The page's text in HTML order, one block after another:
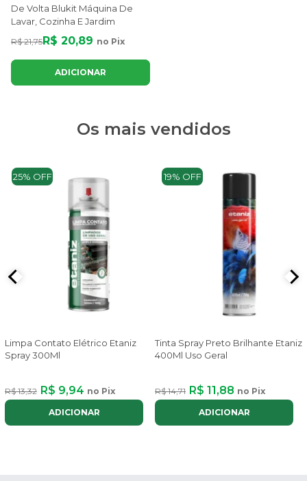
De Volta Blukit Máquina De
Lavar, Cozinha E Jardim
R$ 21,75R$ 20,89 no Pix
ADICIONAR
Os mais vendidos
25% OFF
Limpa Contato Elétrico Etaniz
Spray 300Ml
R$ 13,32 R$ 9,94 no Pix
ADICIONAR
19% OFF
Tinta Spray Preto Brilhante Etaniz
400Ml Uso Geral
R$ 14,71 R$ 11,88 no Pix
ADICIONAR